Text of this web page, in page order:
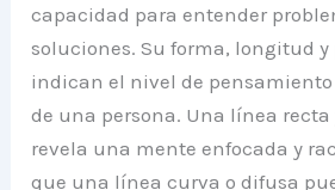
capacidad para entender
soluciones. Su forma, longitud
indican el nivel de
de una persona. Una línea
revela una mente enfocada y
que una línea curva o difusa